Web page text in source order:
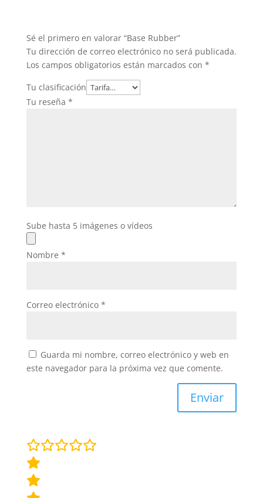
Sé el primero en valorar “Base Rubber”
Tu dirección de correo electrónico no será publicada.
Los campos obligatorios están marcados con *
Tu clasificación
Tu reseña *
Sube hasta 5 imágenes o vídeos
Nombre *
Correo electrónico *
Guarda mi nombre, correo electrónico y web en
este navegador para la próxima vez que comente.
Enviar